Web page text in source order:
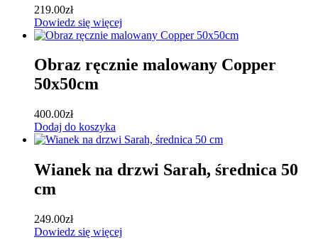
219.00zł
Dowiedz się więcej
Obraz ręcznie malowany Copper
50x50cm
400.00zł
Dodaj do koszyka
Wianek na drzwi Sarah, średnica 50
cm
249.00zł
Dowiedz się więcej